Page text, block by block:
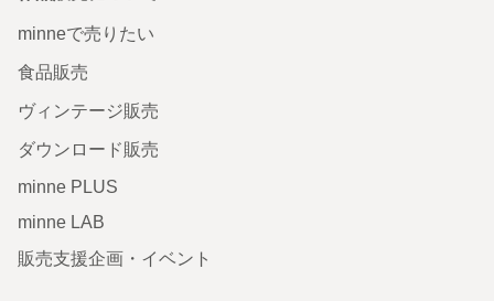
minneで売りたい
食品販売
ヴィンテージ販売
ダウンロード販売
minne PLUS
minne LAB
販売支援企画・イベント